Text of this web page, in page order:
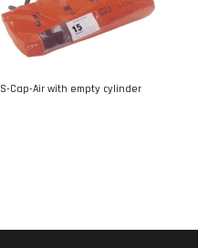
S-Cap-Air with empty cylinder